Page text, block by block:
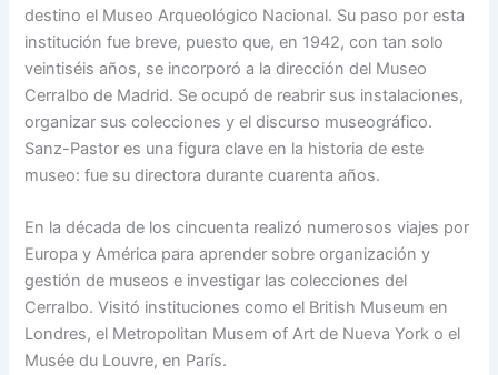
destino el Museo Arqueológico Nacional. Su paso por esta
institución fue breve, puesto que, en 1942, con tan solo
veintiséis años, se incorporó a la dirección del Museo
Cerralbo de Madrid. Se ocupó de reabrir sus instalaciones,
organizar sus colecciones y el discurso museográfico.
Sanz-Pastor es una figura clave en la historia de este
museo: fue su directora durante cuarenta años.
En la década de los cincuenta realizó numerosos viajes por
Europa y América para aprender sobre organización y
gestión de museos e investigar las colecciones del
Cerralbo. Visitó instituciones como el British Museum en
Londres, el Metropolitan Musem of Art de Nueva York o el
Musée du Louvre, en París.